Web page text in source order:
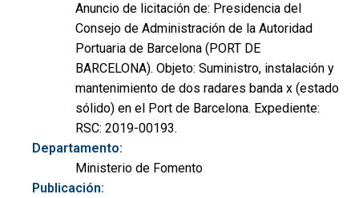
Anuncio de licitación de: Presidencia del
Consejo de Administración de la Autoridad
Portuaria de Barcelona (PORT DE
BARCELONA). Objeto: Suministro, instalación y
mantenimiento de dos radares banda x (estado
sólido) en el Port de Barcelona. Expediente:
RSC: 2019-00193.
Departamento:
Ministerio de Fomento
Publicación: